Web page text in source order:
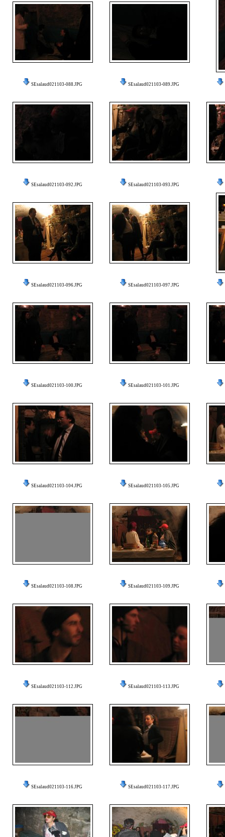
SEsalaud021103-088.JPG SEsalaud021103-089.JPG
SEsalaud021103-092.JPG SEsalaud021103-093.JPG
SEsalaud021103-096.JPG SEsalaud021103-097.JPG
SEsalaud021103-100.JPG SEsalaud021103-101.JPG
SEsalaud021103-104.JPG SEsalaud021103-105.JPG
SEsalaud021103-108.JPG SEsalaud021103-109.JPG
SEsalaud021103-112.JPG SEsalaud021103-113.JPG
SEsalaud021103-116.JPG SEsalaud021103-117.JPG